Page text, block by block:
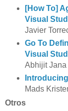
[How To]
Visual
Javier
Go To
Visual
Abhijit Jana
Mads
Otros